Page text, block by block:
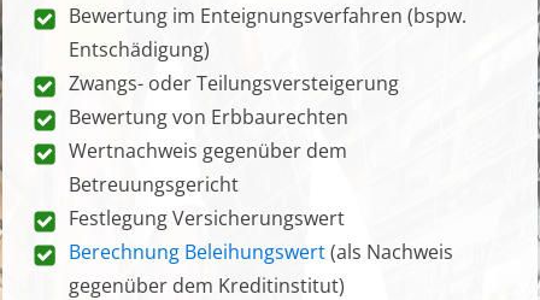
Bewertung im Enteignungsverfahren (bspw.
Entschädigung)
Zwangs- oder Teilungsversteigerung
Bewertung von Erbbaurechten
Wertnachweis gegenüber dem
Betreuungsgericht
Festlegung Versicherungswert
Berechnung Beleihungswert(als Nachweis
gegenüber dem Kreditinstitut)